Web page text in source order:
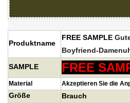
Produktname
FREE SAMPLE
Boyfriend-
SAMPLE
FREE
Material Akzeptieren Sie die
Größe
Brauch